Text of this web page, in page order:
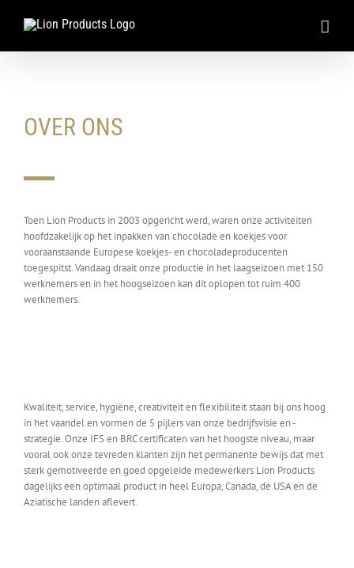
OVER ONS
Toen Lion Products in 2003 opgericht werd, waren onze activiteiten
hoofdzakelijk op het inpakken van chocolade en koekjes voor
vooraanstaande Europese koekjes- en chocoladeproducenten
toegespitst. Vandaag draait onze productie in het laagseizoen met 150
werknemers en in het hoogseizoen kan dit oplopen tot ruim 400
werknemers.
Kwaliteit, service, hygiëne, creativiteit en flexibiliteit staan bij ons hoog
in het vaandel en vormen de 5 pijlers van onze bedrijfsvisie en -
strategie. Onze IFS en BRC certificaten van het hoogste niveau, maar
vooral ook onze tevreden klanten zijn het permanente bewijs dat met
sterk gemotiveerde en goed opgeleide medewerkers Lion Products
dagelijks een optimaal product in heel Europa, Canada, de USA en de
Aziatische landen aflevert.